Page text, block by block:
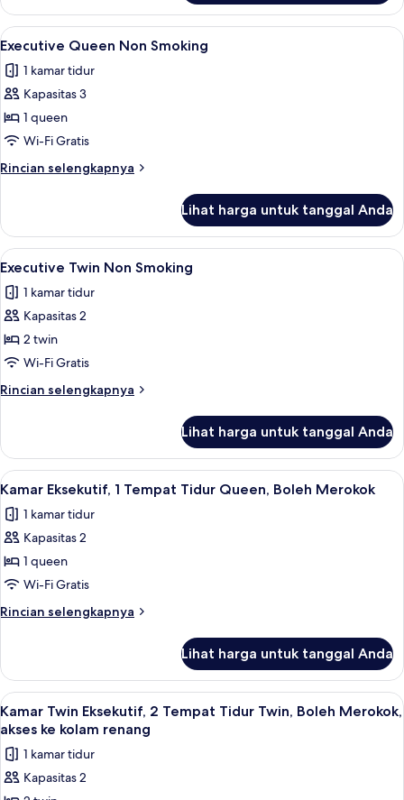
Deluxe
Queen
Bed
Lihat
semua
foto
untuk
Executive
Queen
Non
Smoking
Executive Queen Non Smoking |
1
Executive Queen Non Smoking
1 kamar tidur
Kapasitas 3
1 queen
Wi-Fi Gratis
Rincian selengkapnya
Rincian
Executive
Queen
Non
Lihat harga untuk tanggal Anda
Lihat
semua
foto
untuk
Executive
Twin
Non
Smoking
Executive Twin Non Smoking |
1
Executive Twin Non Smoking
1 kamar tidur
Kapasitas 2
2 twin
Wi-Fi Gratis
Rincian selengkapnya
Rincian
Executive
Twin
Non
Lihat harga untuk tanggal Anda
Lihat
semua
foto
untuk
Kamar
Eksekutif,
1
Tempat
Queen,
Boleh
Merokok
Kamar Eksekutif, 1 Tempat Tidur
1
Kamar Eksekutif, 1 Tempat Tidur Queen, Boleh Merokok
1 kamar tidur
Kapasitas 2
1 queen
Wi-Fi Gratis
Rincian selengkapnya
Rincian
Kamar
Eksekutif,
1
Tempat
Queen,
Boleh
Merokok
Lihat harga untuk tanggal Anda
Lihat
semua
foto
untuk
Kamar
Kamar Twin Eksekutif, 2 Tempat
1
Kamar Twin Eksekutif, 2 Tempat Tidur Twin, Boleh Merokok,
akses ke kolam renang
1 kamar tidur
Kapasitas 2